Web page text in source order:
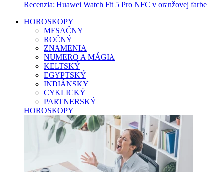
Recenzia: Huawei Watch Fit 5 Pro NFC v oranžovej farbe
HOROSKOPY
MESAČNY
ROČNÝ
ZNAMENIA
NUMERO A MÁGIA
KELTSKÝ
EGYPTSKÝ
INDIÁNSKY
CYKLICKÝ
PARTNERSKÝ
HOROSKOPY